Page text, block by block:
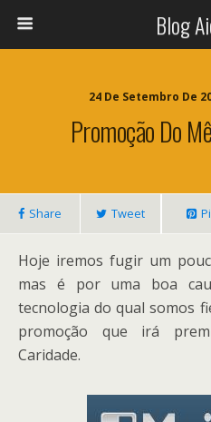
Blog
24 De Setembro De
Promoção Do
Share Tweet
Hoje iremos fugir um
mas é por uma boa
tecnologia do qual somos
promoção que irá
Caridade.